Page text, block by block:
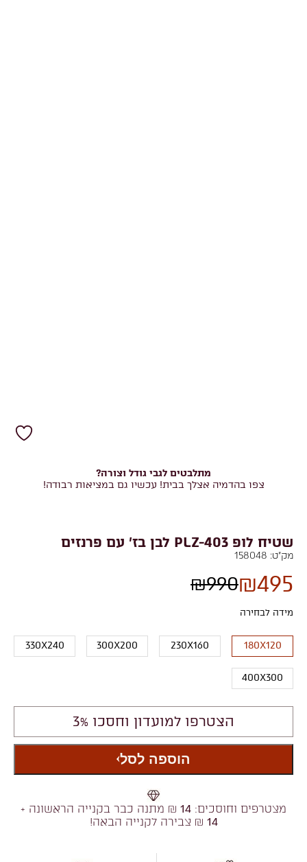
שטיח לופ PLZ-403 לבן בז' עם פרנזים
מק"ט: 158048
₪990₪495
מידה לבחירה
180X120
230X160
300X200
330X240
400X300
הצטרפו למועדון וחסכו 3%
הוספה לסל
מצטרפים וחוסכים: 14 ₪ מתנה כבר בקנייה הראשונה +
14 ₪ צבירה לקנייה הבאה!
מתלבטים לגבי גודל וצורה?
צפו בהדמיה אצלך בבית! עכשיו גם במציאות רבודה!